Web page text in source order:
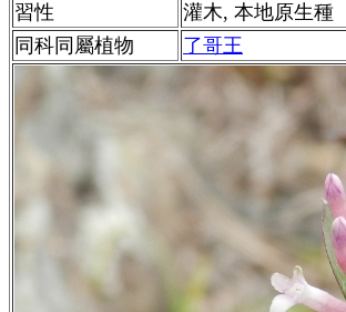
習性
灌木, 本地原生種
同科同屬植物
了哥王